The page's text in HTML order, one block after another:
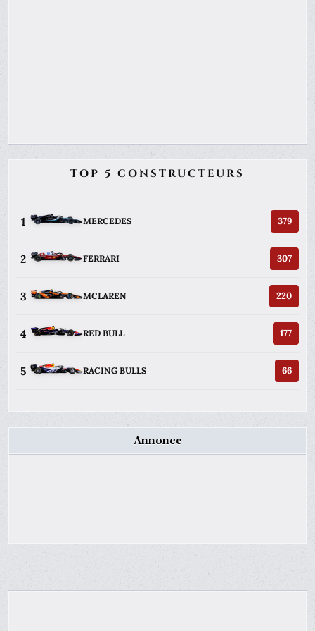
TOP 5 CONSTRUCTEURS
1 MERCEDES 379
2 FERRARI 307
3 MCLAREN 220
4 RED BULL 177
5 RACING BULLS 66
Annonce